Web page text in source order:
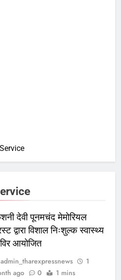
देवी पूनमचंद मेमोरियल
द्वारा विशाल निःशुल्क स्वास्थ्य
आयोजित
admin_tharexpressnews
1
ago
0 1 mins